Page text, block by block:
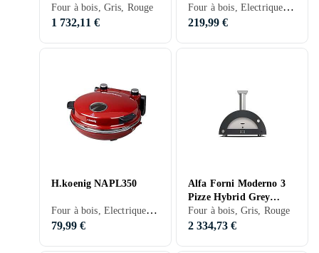
Pizzaovn
Four à bois, Gris, Rouge
1 732,11 €
Four à bois, Electrique, Charbon, Fonction gril, Noir, Argent, Gris, Inox
219,99 €
H.koenig NAPL350
Four à bois, Electrique, Minuterie, Fonction gril, Noir, Rouge, Violet
79,99 €
Alfa Forni Moderno 3
Pizze Hybrid Grey
Pizzaovn
Four à bois, Gris, Rouge
2 334,73 €